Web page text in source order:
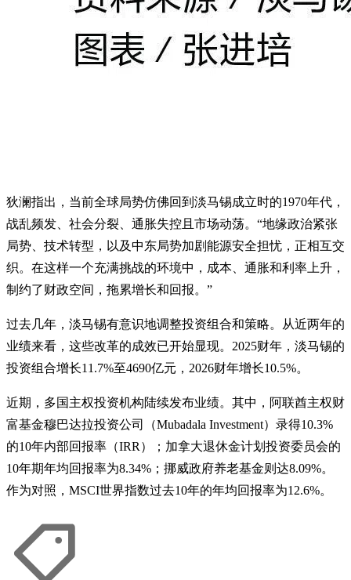
狄澜指出，当前全球局势仿佛回到淡马锡成立时的1970年代，
战乱频发、社会分裂、通胀失控且市场动荡。“地缘政治紧张
局势、技术转型，以及中东局势加剧能源安全担忧，正相互交
织。在这样一个充满挑战的环境中，成本、通胀和利率上升，
制约了财政空间，拖累增长和回报。”
过去几年，淡马锡有意识地调整投资组合和策略。从近两年的
业绩来看，这些改革的成效已开始显现。2025财年，淡马锡的
投资组合增长11.7%至4690亿元，2026财年增长10.5%。
近期，多国主权投资机构陆续发布业绩。其中，阿联酋主权财
富基金穆巴达拉投资公司（Mubadala Investment）录得10.3%
的10年内部回报率（IRR）；加拿大退休金计划投资委员会的
10年期年均回报率为8.34%；挪威政府养老基金则达8.09%。
作为对照，MSCI世界指数过去10年的年均回报率为12.6%。